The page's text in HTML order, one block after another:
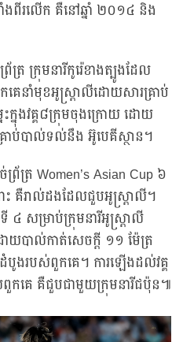
ាំងពីរលើក គឺនៅឆ្នាំ ២០១៤ និង
រ ក្រុមនារីកូរ៉េខាងត្បូងដែល
នាំមុខអូស្ត្រាលីដោយសារគ្រាប់
នុងវគ្គ៨ក្រុមចុងក្រោយ ដោយ
ាប់បាល់ទល់នឹង អ៊ូបេគីស្ថាន។
ព្រ័ត្រ Women’s Asian Cup ៦
ះ គឺរាល់ដងដែលជួបអូស្ត្រាលី។
ទី ៤ សម្រាប់ក្រុមនារីអូស្ត្រាលី
យបាល់កាត់សេចក្តី ១១ ម៉ែត្រ
បូងរបស់ពួកគេ។ ការឡើងដល់វគ្គ
ពួកគេ គឺជួបជាមួយក្រុមនារីជប៉ុន៕